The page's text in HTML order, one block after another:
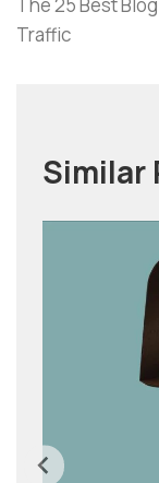
Traffic
Similar